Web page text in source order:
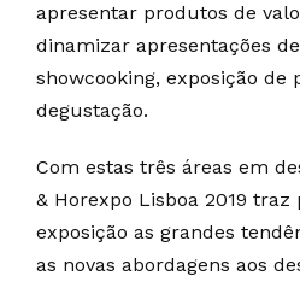
apresentar produtos de
dinamizar apresentações
showcooking, exposição de
degustação.
Com estas três áreas em
& Horexpo Lisboa 2019 traz
exposição as grandes
as novas abordagens aos